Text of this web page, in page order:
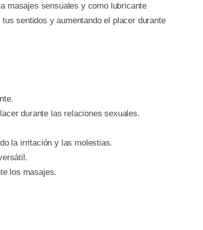
masajes sensuales y como lubricante
sentidos y aumentando el placer durante
durante las relaciones sexuales.
la irritación y las molestias.
los masajes.